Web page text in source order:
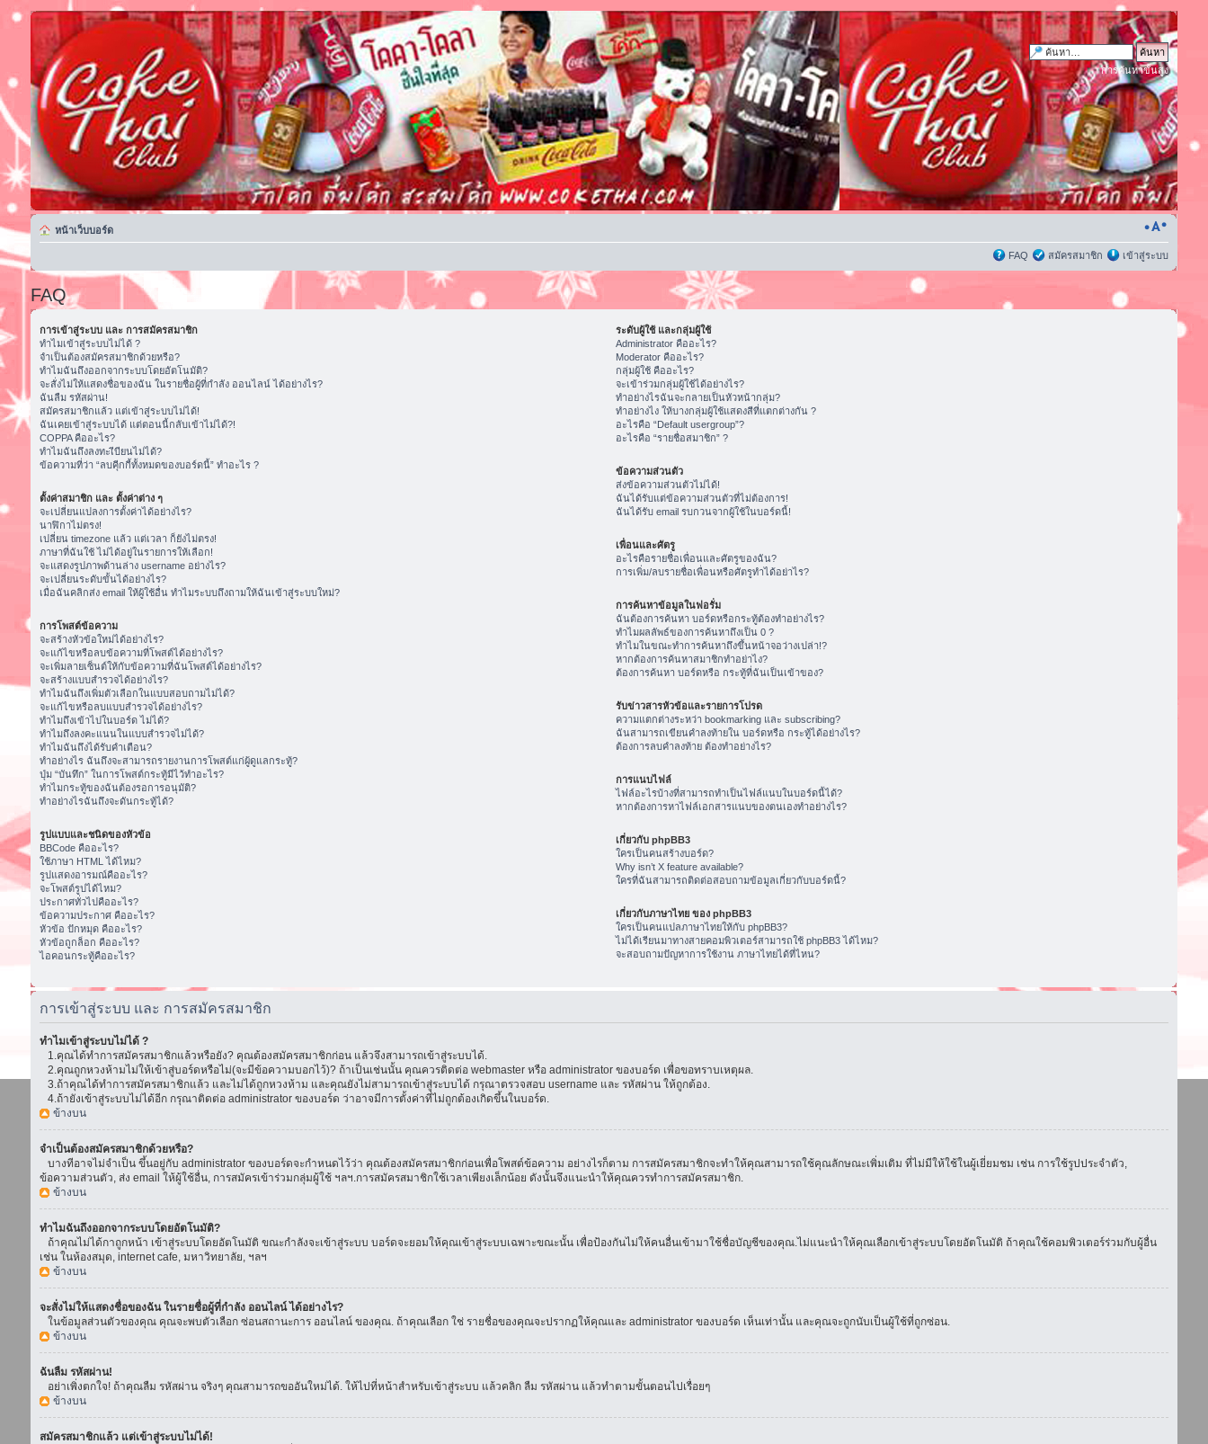
การค้นหาขั้นสูง
หน้าเว็บบอร์ด
FAQ สมัครสมาชิก เข้าสู่ระบบ
FAQ
การเข้าสู่ระบบ และ การสมัครสมาชิก
ทำไมเข้าสู่ระบบไม่ได้ ?
จำเป็นต้องสมัครสมาชิกด้วยหรือ?
ทำไมฉันถึงออกจากระบบโดยอัตโนมัติ?
จะสั่งไม่ให้แสดงชื่อของฉัน ในรายชื่อผู้ที่กำลัง ออนไลน์ ได้อย่างไร?
ฉันลืม รหัสผ่าน!
สมัครสมาชิกแล้ว แต่เข้าสู่ระบบไม่ได้!
ฉันเคยเข้าสู่ระบบได้ แต่ตอนนี้กลับเข้าไม่ได้?!
COPPA คืออะไร?
ทำไมฉันถึงลงทะเีบียนไม่ได้?
ข้อความที่ว่า “ลบคุีกกี้ทั้งหมดของบอร์ดนี้” ทำอะไร ?
ตั้งค่าสมาชิก และ ตั้งค่าต่าง ๆ
จะเปลี่ยนแปลงการตั้งค่าได้อย่างไร?
นาฬิกาไม่ตรง!
เปลี่ยน timezone แล้ว แต่เวลา ก็ยังไม่ตรง!
ภาษาที่ฉันใช้ ไม่ได้อยู่ในรายการให้เลือก!
จะแสดงรูปภาพด้านล่าง username อย่างไร?
จะเปลี่ยนระดับขั้นได้อย่างไร?
เมื่อฉันคลิกส่ง email ให้ผู้ใช้อื่น ทำไมระบบถึงถามให้ฉันเข้าสู่ระบบใหม่?
การโพสต์ข้อความ
จะสร้างหัวข้อใหม่ได้อย่างไร?
จะแก้ไขหรือลบข้อความที่โพสต์ได้อย่างไร?
จะเพิ่มลายเซ็นต์ให้กับข้อความที่ฉันโพสต์ได้อย่างไร?
จะสร้างแบบสำรวจได้อย่างไร?
ทำไมฉันถึงเพิ่มตัวเลือกในแบบสอบถามไม่ได้?
จะแก้ไขหรือลบแบบสำรวจได้อย่างไร?
ทำไมถึงเข้าไปในบอร์ด ไม่ได้?
ทำไมถึงลงคะแนนในแบบสำรวจไม่ได้?
ทำไมฉันถึงได้รับคำเตือน?
ทำอย่างไร ฉันถึงจะสามารถรายงานการโพสต์แก่ผู้ดูแลกระทู้?
ปุ่ม “บันทึก” ในการโพสต์กระทู้มีไว้ทำอะไร?
ทำไมกระทู้ของฉันต้องรอการอนุมัติ?
ทำอย่างไรฉันถึงจะดันกระทู้ได้?
รูปแบบและชนิดของหัวข้อ
BBCode คืออะไร?
ใช้ภาษา HTML ได้ไหม?
รูปแสดงอารมณ์คืออะไร?
จะโพสต์รูปได้ไหม?
ประกาศทั่วไปคืออะไร?
ข้อความประกาศ คืออะไร?
หัวข้อ ปักหมุด คืออะไร?
หัวข้อถูกล็อก คืออะไร?
ไอคอนกระทู้คืออะไร?
ระดับผู้ใช้ และกลุ่มผู้ใช้
Administrator คืออะไร?
Moderator คืออะไร?
กลุ่มผู้ใช้ คืออะไร?
จะเข้าร่วมกลุ่มผู้ใช้ได้อย่างไร?
ทำอย่างไรฉันจะกลายเป็นหัวหน้ากลุ่ม?
ทำอย่างไง ให้บางกลุ่มผู้ใช้แสดงสีที่แตกต่างกัน ?
อะไรคือ “Default usergroup”?
อะไรคือ “รายชื่อสมาชิก” ?
ข้อความส่วนตัว
ส่งข้อความส่วนตัวไม่ได้!
ฉันได้รับแต่ข้อความส่วนตัวที่ไม่ต้องการ!
ฉันได้รับ email รบกวนจากผู้ใช้ในบอร์ดนี้!
เพื่อนและศัตรู
อะไรคือรายชื่อเพื่อนและศัตรูของฉัน?
การเพิ่ม/ลบรายชื่อเพื่อนหรือศัตรูทำได้อย่าไร?
การค้นหาข้อมูลในฟอรั่ม
ฉันต้องการค้นหา บอร์ดหรือกระทู้ต้องทำอย่างไร?
ทำไมผลลัพธ์ของการค้นหาถึงเป็น 0 ?
ทำไมในขณะทำการค้นหาถึงขึ้นหน้าจอว่างเปล่า!?
หากต้องการค้นหาสมาชิกทำอย่าไง?
ต้องการค้นหา บอร์ดหรือ กระทู้ที่ฉันเป็นเข้าของ?
รับข่าวสารหัวข้อและรายการโปรด
ความแตกต่างระหว่า bookmarking และ subscribing?
ฉันสามารถเขียนคำลงท้ายใน บอร์ดหรือ กระทู้ได้อย่างไร?
ต้องการลบคำลงท้าย ต้องทำอย่างไร?
การแนบไฟล์
ไฟล์อะไรบ้างที่สามารถทำเป็นไฟล์แนบในบอร์ดนี้ได้?
หากต้องการหาไฟล์เอกสารแนบของตนเองทำอย่างไร?
เกี่ยวกับ phpBB3
ใครเป็นคนสร้างบอร์ด?
Why isn’t X feature available?
ใครที่ฉันสามารถติดต่อสอบถามข้อมูลเกี่ยวกับบอร์ดนี้?
เกี่ยวกับภาษาไทย ของ phpBB3
ใครเป็นคนแปลภาษาไทยให้กับ phpBB3?
ไม่ได้เรียนมาทางสายคอมพิวเตอร์สามารถใช้ phpBB3 ได้ไหม?
จะสอบถามปัญหาการใช้งาน ภาษาไทยได้ที่ไหน?
การเข้าสู่ระบบ และ การสมัครสมาชิก
ทำไมเข้าสู่ระบบไม่ได้ ?
1.คุณได้ทำการสมัครสมาชิกแล้วหรือยัง? คุณต้องสมัครสมาชิกก่อน แล้วจึงสามารถเข้าสู่ระบบได้.
2.คุณถูกหวงห้ามไม่ให้เข้าสู่บอร์ดหรือไม่(จะมีข้อความบอกไว้)? ถ้าเป็นเช่นนั้น คุณควรติดต่อ webmaster หรือ administrator ของบอร์ด เพื่อขอทราบเหตุผล.
3.ถ้าคุณได้ทำการสมัครสมาชิกแล้ว และไม่ได้ถูกหวงห้าม และคุณยังไม่สามารถเข้าสู่ระบบได้ กรุณาตรวจสอบ username และ รหัสผ่าน ให้ถูกต้อง.
4.ถ้ายังเข้าสู่ระบบไม่ได้อีก กรุณาติดต่อ administrator ของบอร์ด ว่าอาจมีการตั้งค่าที่ไม่ถูกต้องเกิดขึ้นในบอร์ด.
ข้างบน
จำเป็นต้องสมัครสมาชิกด้วยหรือ?
บางทีอาจไม่จำเป็น ขึ้นอยู่กับ administrator ของบอร์ดจะกำหนดไว้ว่า คุณต้องสมัครสมาชิกก่อนเพื่อโพสต์ข้อความ อย่างไรก็ตาม การสมัครสมาชิกจะทำให้คุณสามารถใช้คุณลักษณะเพิ่มเติม ที่ไม่มีให้ใช้ในผู้เยี่ยมชม เช่น การใช้รูปประจำตัว,
ข้อความส่วนตัว, ส่ง email ให้ผู้ใช้อื่น, การสมัครเข้าร่วมกลุ่มผู้ใช้ ฯลฯ.การสมัครสมาชิกใช้เวลาเพียงเล็กน้อย ดังนั้นจึงแนะนำให้คุณควรทำการสมัครสมาชิก.
ข้างบน
ทำไมฉันถึงออกจากระบบโดยอัตโนมัติ?
ถ้าคุณไม่ได้กาถูกหน้า เข้าสู่ระบบโดยอัตโนมัติ ขณะกำลังจะเข้าสู่ระบบ บอร์ดจะยอมให้คุณเข้าสู่ระบบเฉพาะขณะนั้น เพื่อป้องกันไม่ให้คนอื่นเข้ามาใช้ชื่อบัญชีของคุณ.ไม่แนะนำให้คุณเลือกเข้าสู่ระบบโดยอัตโนมัติ ถ้าคุณใช้คอมพิวเตอร์ร่วมกับผู้อื่น
เช่น ในห้องสมุด, internet cafe, มหาวิทยาลัย, ฯลฯ
ข้างบน
จะสั่งไม่ให้แสดงชื่อของฉัน ในรายชื่อผู้ที่กำลัง ออนไลน์ ได้อย่างไร?
ในข้อมูลส่วนตัวของคุณ คุณจะพบตัวเลือก ซ่อนสถานะการ ออนไลน์ ของคุณ. ถ้าคุณเลือก ใช่ รายชื่อของคุณจะปรากฏให้คุณและ administrator ของบอร์ด เห็นเท่านั้น และคุณจะถูกนับเป็นผู้ใช้ที่ถูกซ่อน.
ข้างบน
ฉันลืม รหัสผ่าน!
อย่าเพิ่งตกใจ! ถ้าคุณลืม รหัสผ่าน จริงๆ คุณสามารถขออันใหม่ได้. ให้ไปที่หน้าสำหรับเข้าสู่ระบบ แล้วคลิก ลืม รหัสผ่าน แล้วทำตามขั้นตอนไปเรื่อยๆ
ข้างบน
สมัครสมาชิกแล้ว แต่เข้าสู่ระบบไม่ได้!